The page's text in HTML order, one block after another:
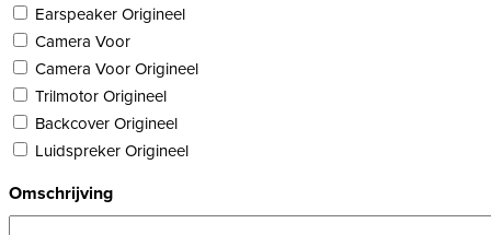
Earspeaker Origineel
Camera Voor
Camera Voor Origineel
Trilmotor Origineel
Backcover Origineel
Luidspreker Origineel
Omschrijving